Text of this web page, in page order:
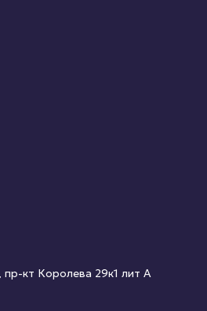
пр-кт Королева 29к1 лит А